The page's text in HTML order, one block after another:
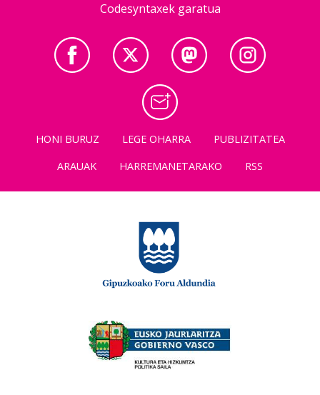
Codesyntaxek garatua
HONI BURUZ LEGE OHARRA
PUBLIZITATEA
ARAUAK
HARREMANETARAKO RSS